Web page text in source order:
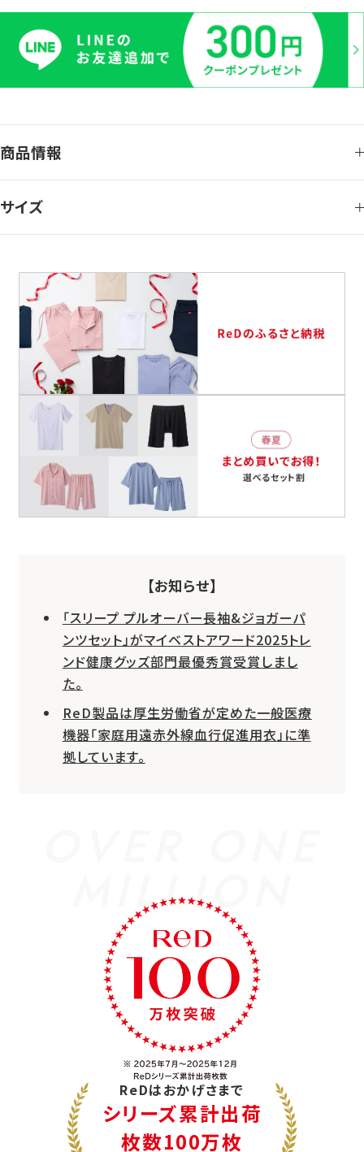
商品情報
サイズ
【お知らせ】
「スリープ プルオーバー長袖&ジョガーパ
ンツセット」がマイベストアワード2025トレ
ンド健康グッズ部門最優秀賞受賞しまし
た。
ReD製品は厚生労働省が定めた一般医療
機器「家庭用遠赤外線血行促進用衣」に準
拠しています。
MILLION
ReDはおかげさまで
シリーズ累計出荷
枚数100万枚